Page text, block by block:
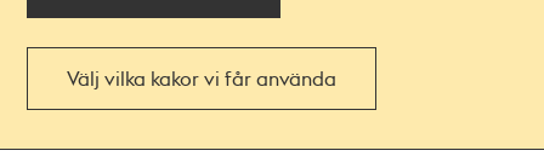
Välj vilka kakor vi får använda